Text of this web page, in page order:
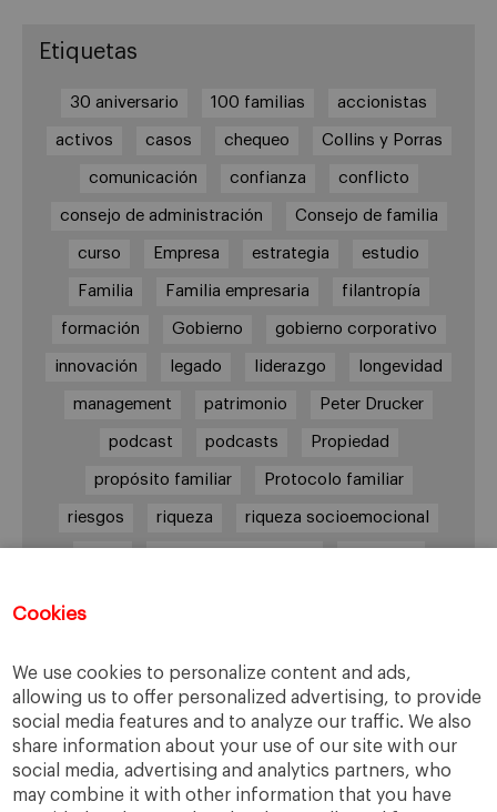
Cookies
We use cookies to personalize content and ads,
allowing us to offer personalized advertising, to provide
social media features and to analyze our traffic. We also
share information about your use of our site with our
social media, advertising and analytics partners, who
may combine it with other information that you have
Etiquetas
30 aniversario 100 familias accionistas
activos casos chequeo Collins y Porras
comunicación confianza conflicto
consejo de administración Consejo de familia
curso Empresa estrategia estudio
Familia Familia empresaria filantropía
formación Gobierno gobierno corporativo
innovación legado liderazgo longevidad
management patrimonio Peter Drucker
podcast podcasts Propiedad
propósito familiar Protocolo familiar
riesgos riqueza riqueza socioemocional
Enlaces
Cátedra de Empresa Familiar